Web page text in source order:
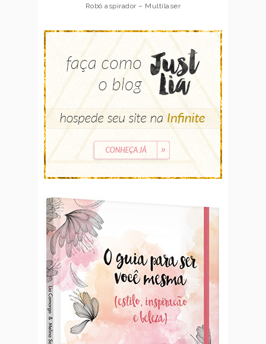
Robô aspirador – Multilaser